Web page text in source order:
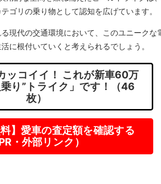
ゴリの乗り物として認知を広げています。
現代の交通環境において、このユニークな
に根付いていくと考えられるでしょう。
ッコイイ！ これが新車60万
り”トライク」です！（46
枚）
料】愛車の査定額を確認する
PR・外部リンク）